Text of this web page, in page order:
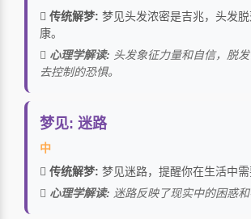
传统解梦: 梦见头发浓密是吉兆，头发
康。
心理学解读: 头发象征力量和自信，脱
去控制的恐惧。
梦见: 迷路
中
传统解梦: 梦见迷路，提醒你在生活中需
心理学解读: 迷路反映了现实中的困惑和